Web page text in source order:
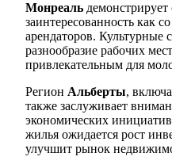
Монреаль
заинтересованность как
арендаторов. Культурные
разнообразие рабочих
привлекательным для
Регион Альберты,
также заслуживает
экономических
жилья ожидается рост
улучшит рынок